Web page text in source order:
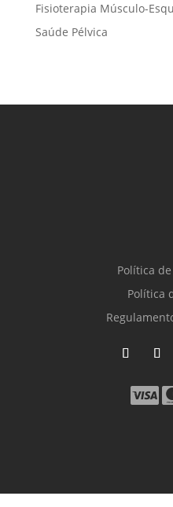
Fisioterapia Músculo-
Saúde Pélvica
Política
Política